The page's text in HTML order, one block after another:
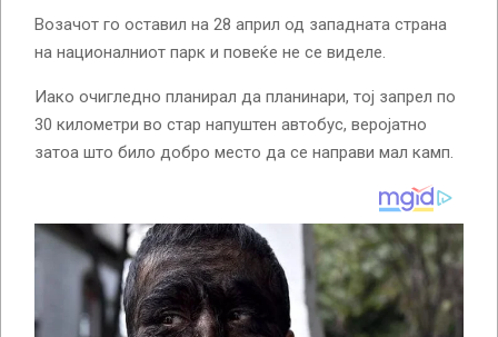
Возачот го оставил на 28 април од западната страна
на националниот парк и повеќе не се виделе.
Иако очигледно планирал да планинари, тој запрел по
30 километри во стар напуштен автобус, веројатно
затоа што било добро место да се направи мал камп.